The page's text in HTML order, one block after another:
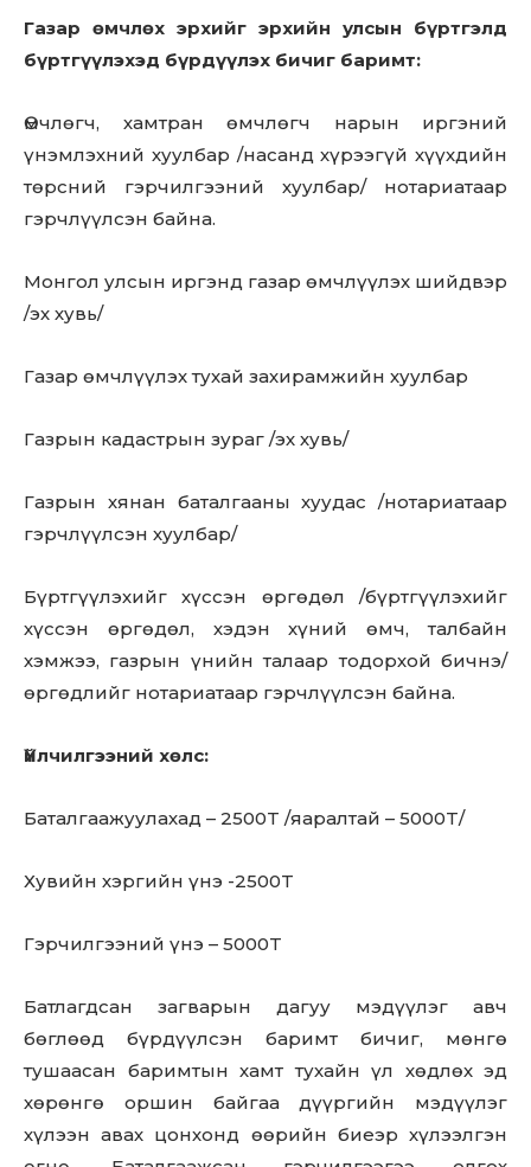
out!
Sing up for our newsletter
SUBSCRIBE
Газар өмчлөх эрхийг эрхийн улсын бүртгэлд
бүртгүүлэхэд бүрдүүлэх бичиг баримт:
Өмчлөгч, хамтран өмчлөгч нарын иргэний
үнэмлэхний хуулбар /насанд хүрээгүй хүүхдийн
төрсний гэрчилгээний хуулбар/ нотариатаар
гэрчлүүлсэн байна.
Монгол улсын иргэнд газар өмчлүүлэх шийдвэр
/эх хувь/
Газар өмчлүүлэх тухай захирамжийн хуулбар
Газрын кадастрын зураг /эх хувь/
Газрын хянан баталгааны хуудас /нотариатаар
гэрчлүүлсэн хуулбар/
Бүртгүүлэхийг хүссэн өргөдөл /бүртгүүлэхийг
хүссэн өргөдөл, хэдэн хүний өмч, талбайн
хэмжээ, газрын үнийн талаар тодорхой бичнэ/
өргөдлийг нотариатаар гэрчлүүлсэн байна.
Үйлчилгээний хөлс:
Баталгаажуулахад – 2500T /яаралтай – 5000T/
Хувийн хэргийн үнэ -2500T
Гэрчилгээний үнэ – 5000T
Батлагдсан загварын дагуу мэдүүлэг авч
бөглөөд бүрдүүлсэн баримт бичиг, мөнгө
тушаасан баримтын хамт тухайн үл хөдлөх эд
хөрөнгө оршин байгаа дүүргийн мэдүүлэг
хүлээн авах цонхонд өөрийн биеэр хүлээлгэн